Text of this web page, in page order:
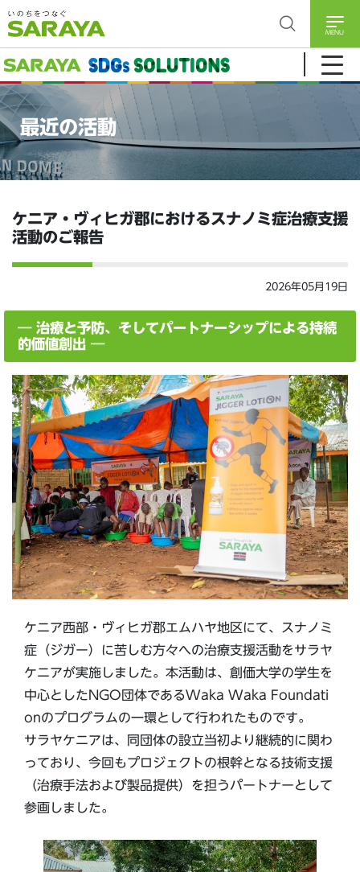
MENU
最近の活動
ケニア・ヴィヒガ郡におけるスナノミ症治療支援
活動のご報告
2026年05月19日
― 治療と予防、そしてパートナーシップによる持続
的価値創出 ―
ケニア西部・ヴィヒガ郡エムハヤ地区にて、スナノミ
症（ジガー）に苦しむ方々への治療支援活動をサラヤ
ケニアが実施しました。本活動は、創価大学の学生を
中心としたNGO団体であるWaka Waka Foundati
onのプログラムの一環として行われたものです。
サラヤケニアは、同団体の設立当初より継続的に関わ
っており、今回もプロジェクトの根幹となる技術支援
（治療手法および製品提供）を担うパートナーとして
参画しました。